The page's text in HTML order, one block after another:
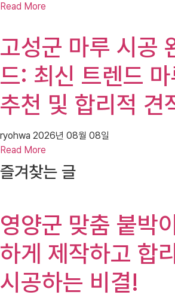
Read More
고성군 마루 시공
드: 최신 트렌드
추천 및 합리적 견
ryohwa 2026년 08월 08일
Read More
즐겨찾는 글
영양군 맞춤 붙박
하게 제작하고 합
시공하는 비결!